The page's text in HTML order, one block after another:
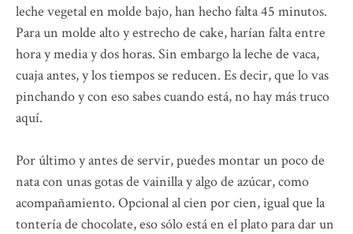
leche vegetal en molde bajo, han hecho falta 45 minutos.
Para un molde alto y estrecho de cake, harían falta entre
hora y media y dos horas. Sin embargo la leche de vaca,
cuaja antes, y los tiempos se reducen. Es decir, que lo vas
pinchando y con eso sabes cuando está, no hay más truco
aquí.
Por último y antes de servir, puedes montar un poco de
nata con unas gotas de vainilla y algo de azúcar, como
acompañamiento. Opcional al cien por cien, igual que la
tontería de chocolate, eso sólo está en el plato para dar un